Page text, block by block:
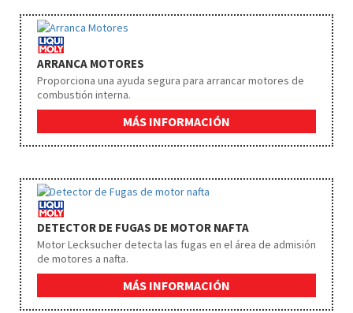
ARRANCA MOTORES
Proporciona una ayuda segura para arrancar motores de
combustión interna.
MÁS INFORMACIÓN
DETECTOR DE FUGAS DE MOTOR NAFTA
Motor Lecksucher detecta las fugas en el área de admisión
de motores a nafta.
MÁS INFORMACIÓN